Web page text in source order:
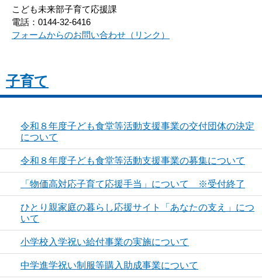
こども未来部子育て応援課
電話：0144-32-6416
フォームからのお問い合わせ（リンク）
子育て
令和８年度子ども食堂等活動支援事業の交付団体の決定
について
令和８年度子ども食堂等活動支援事業の募集について
「物価高対応子育て応援手当」について ※受付終了
ひとり親家庭の暮らし応援サイト「あなたの支え」につ
いて
小学校入学祝い給付事業の実施について
中学進学祝い制服等購入助成事業について